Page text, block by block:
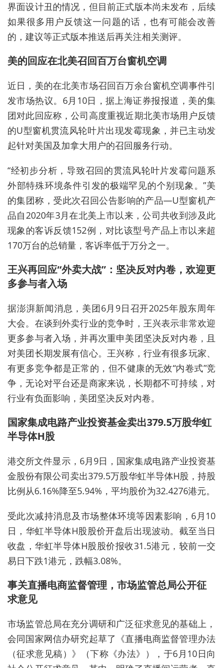
界面设计丑的情况，但目前正式版本尚未发布，后续
如果很多用户反馈这一问题的话，也有可能会改善
的，建议等正式版本推送后再关注相关测评。
美的回应在北美召回百万台窗机空调
近日，美的在北美市场召回百万余台窗机空调事件引
发市场热议。6月10日，据上海证券报报道，美的集
团对此回应称，公司高度重视近期北美市场用户反馈
的U型窗机贯流风轮叶片出现发霉现象，并已主动发
起针对美国及加拿大用户的召回服务行动。
“经初步分析，导致召回的贯流风轮叶片发霉问题系
外部特殊环境条件引发的极端罕见的个别现象。”美
的集团称，受此次召回公告影响的产品—U型窗机产
品自2020年3月在北美上市以来，公司共收到涉及此
现象的客诉反馈152例，对比该型号产品上市以来超
170万台的总销量，客诉率低于万分之一。
王兴再回应“外卖大战”：坚决反对内卷，欢迎更
多参与者入场
据澎湃新闻消息，美团6月9日召开2025年股东周年
大会。在谈到外卖行业的竞争时，王兴表示非常欢迎
更多参与者入场，并再次重申美团坚决反对内卷，且
对美团长期发展有信心。王兴称，行业有很多玩家、
有更多竞争都是正常的，但不健康的无效“内卷式”竞
争，无论对平台还是商家来说，长期都不可持续，对
行业有负面影响，美团坚决反对内卷。
国家集成电路产业投资基金卖出379.5万股华虹
半导体H股
港交所文件显示，6月9日，国家集成电路产业投资基
金股份有限公司卖出379.5万股华虹半导体H股，持股
比例从6.16%降至5.94%，平均股价为32.4276港元。
受此次减持消息及市场整体环境等因素影响，6月10
日，华虹半导体H股股价开盘后出现波动。截至当日
收盘，华虹半导体H股股价报收31.5港元，较前一交
易日下跌1港元，跌幅3.08%。
事关直播电商监督管理，市场监管总局公开征
求意见
市场监管总局在充分调研和广泛征求意见的基础上，
会同国家网信办研究起草了《直播电商监督管理办法
（征求意见稿）》（下称《办法》），于6月10日向